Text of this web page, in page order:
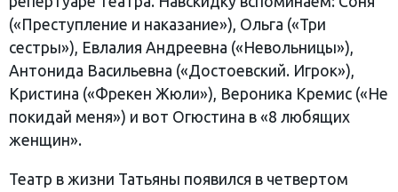
(«Преступление и наказание»), Ольга («Три
сестры»), Евлалия Андреевна («Невольницы»),
Антонида Васильевна («Достоевский. Игрок»),
Кристина («Фрекен Жюли»), Вероника Кремис («Не
покидай меня») и вот Огюстина в «8 любящих
женщин».
Театр в жизни Татьяны появился в четвертом